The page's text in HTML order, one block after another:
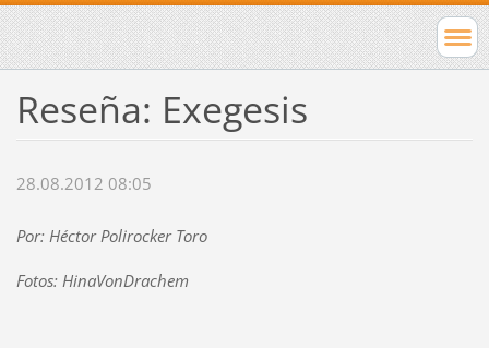
Reseña: Exegesis
28.08.2012 08:05
Por: Héctor Polirocker Toro
Fotos: HinaVonDrachem